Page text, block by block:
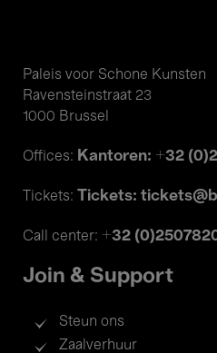
Paleis voor Schone Kunsten
Ravensteinstraat 23
1000 Brussel
Offices: Kantoren: +32
Tickets: Tickets:
Call center: +32
Join & Support
Steun ons
Zaalverhuur